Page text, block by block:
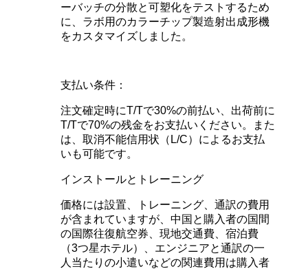
ーバッチの分散と可塑化をテストするため
に、ラボ用のカラーチップ製造射出成形機
をカスタマイズしました。
支払い条件：
注文確定時にT/Tで30%の前払い、出荷前に
T/Tで70%の残金をお支払いください。また
は、取消不能信用状（L/C）によるお支払
いも可能です。
インストールとトレーニング
価格には設置、トレーニング、通訳の費用
が含まれていますが、中国と購入者の国間
の国際往復航空券、現地交通費、宿泊費
（3つ星ホテル）、エンジニアと通訳の一
人当たりの小遣いなどの関連費用は購入者